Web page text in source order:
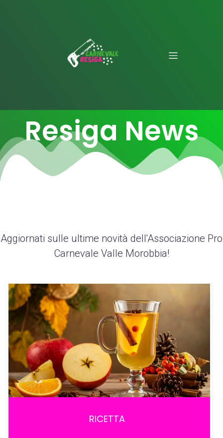
Resiga News
Aggiornati sulle ultime novità dell'Associazione Pro
Carnevale Valle Morobbia!
RICETTA